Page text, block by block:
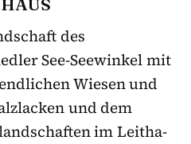
des
See-Seewinkel mit
Wiesen und
und dem
im Leitha-